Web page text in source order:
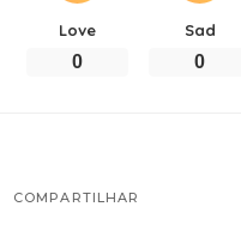
Love
0
Sad
0
COMPARTILHAR